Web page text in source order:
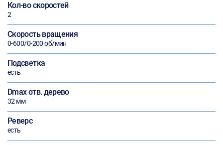
Кол-во скоростей
2
Скорость вращения
0-600/0-200 об/мин
Подсветка
есть
Dmax отв. дерево
32 мм
Реверс
есть